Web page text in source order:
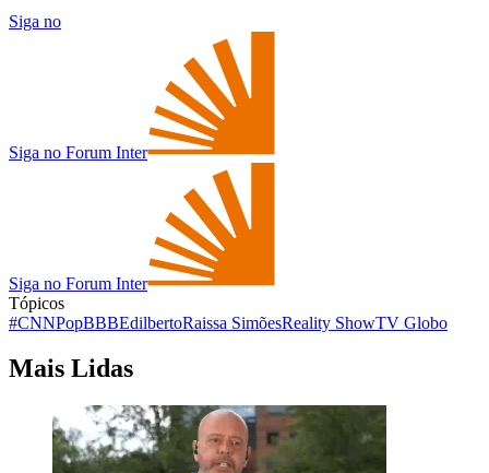
Siga no
Siga no Forum Inter
Siga no Forum Inter
Tópicos
#CNNPopBBBEdilbertoRaissa SimõesReality ShowTV Globo
Mais Lidas